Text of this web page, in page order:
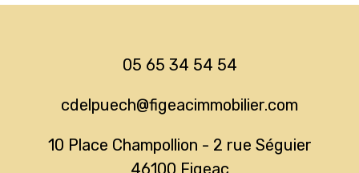
05 65 34 54 54
cdelpuech@figeacimmobilier.com
10 Place Champollion - 2 rue Séguier
46100
figeac